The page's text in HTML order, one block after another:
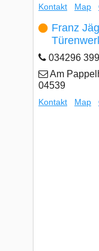
Kontakt Map
Franz
034296
Am
04539
Kontakt Map